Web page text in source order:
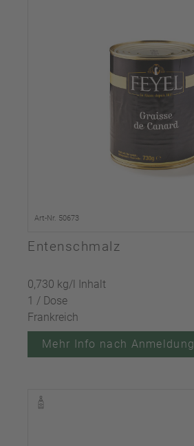
Art-Nr. 50673
Entenschmalz
0,730 kg/l Inhalt
1 / Dose
Frankreich
Mehr Info nach Anmeldung